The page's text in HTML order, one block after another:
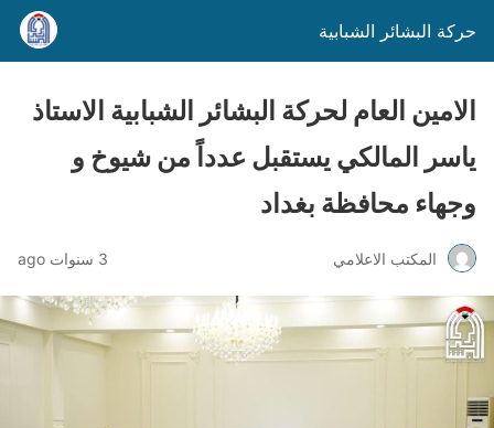
حركة البشائر الشبابية
الامين العام لحركة البشائر الشبابية الاستاذ
ياسر المالكي يستقبل عدداً من شيوخ و
وجهاء محافظة بغداد
المكتب الاعلامي 3 سنوات ago